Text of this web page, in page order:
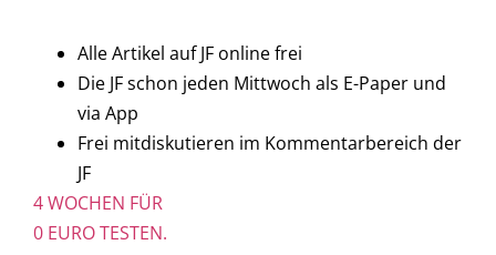
Alle Artikel auf JF online frei
Die JF schon jeden Mittwoch als E-Paper und
via App
Frei mitdiskutieren im Kommentarbereich der
JF
4 WOCHEN FÜR
0 EURO TESTEN.